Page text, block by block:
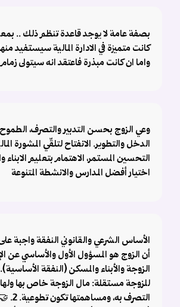
بصفة عامة لا يوجد قاعدة تنظم ذلك ..
كانت متميزة في الادارة المالية سيستفيد
واما ان كانت مبذرة فاعتقد انه سيتولى زمام
وعي الزوج بحسن التدبير والتصرف،
الدخل والتطوير. الانفتاح لتلقّي المشورة
التحسين المستمر، الاهتمام بتعليم
اختيار أفضل المدارس والانشطة المتنوعة
الأساس الشرعي والقانوني ​النفقة واجبة
أن الزوج هو المسؤول الأول والأساسي عن
الزوجة والأبناء والمسكن (النفقة الأساسية).
للزوجة مستقلة: مال الزوجة خاص بها
التصرف